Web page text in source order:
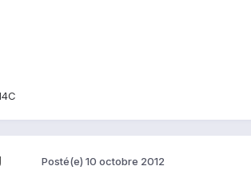
Posté(e) 10 octobre 2012